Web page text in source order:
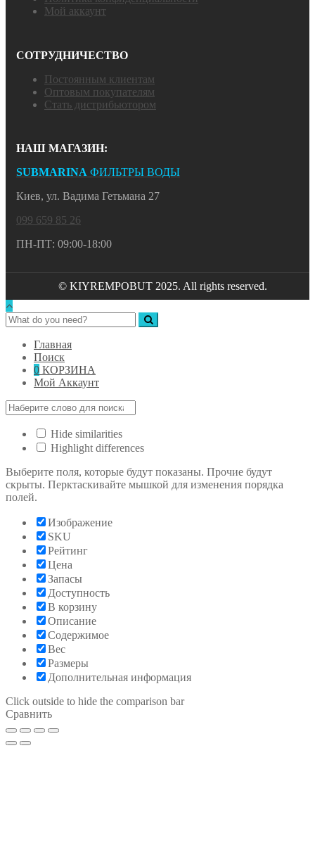
Мой аккаунт
СОТРУДНИЧЕСТВО
Постоянным клиентам
Оптовым покупателям
Стать дистрибьютором
НАШ МАГАЗИН:
SUBMARINA ФИЛЬТРЫ ВОДЫ
Киев, ул. Вадима Гетьмана 27
099 659 85 26
ПН-ПТ: 09:00-18:00
© KIYREMPOBUT 2025. All rights reserved.
Главная
Поиск
0 КОРЗИНА
Мой Аккаунт
Hide similarities
Highlight differences
Выберите поля, которые будут показаны. Прочие будут
скрыты. Перктаскивайте мышкой для изменения порядка
полей.
Изображение
SKU
Рейтинг
Цена
Запасы
Доступность
В корзину
Описание
Содержимое
Вес
Размеры
Дополнительная информация
Click outside to hide the comparison bar
Сравнить